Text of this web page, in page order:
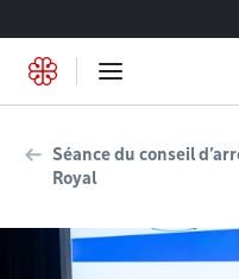
Séance du conseil
Royal